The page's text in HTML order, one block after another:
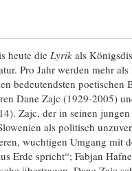
heute die Lyrikals
Pro Jahr werden mehr
bedeutendsten poetischen
Dane Zajc (1929-2005)
Zajc, der in seinen jungen
als politisch
wuchtigen Umgang mit
Erde spricht“; Fabjan